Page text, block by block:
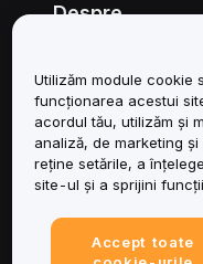
Despre
Asistență
Produse
Juridic
Utilizăm module cookie
funcționarea acestui
acordul tău, utilizăm și
analiză, de marketing
reține setările, a
site-ul și a sprijini
Accept toate